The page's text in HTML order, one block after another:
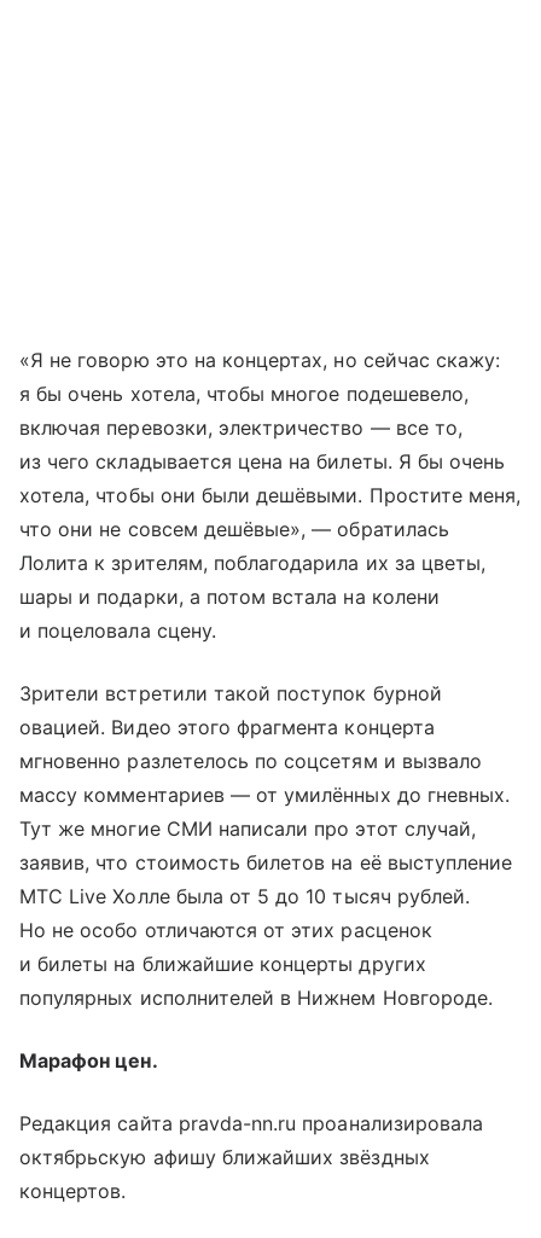
«Я не говорю это на концертах, но сейчас скажу:
я бы очень хотела, чтобы многое подешевело,
включая перевозки, электричество — все то,
из чего складывается цена на билеты. Я бы очень
хотела, чтобы они были дешёвыми. Простите меня,
что они не совсем дешёвые», — обратилась
Лолита к зрителям, поблагодарила их за цветы,
шары и подарки, а потом встала на колени
и поцеловала сцену.
Зрители встретили такой поступок бурной
овацией. Видео этого фрагмента концерта
мгновенно разлетелось по соцсетям и вызвало
массу комментариев — от умилённых до гневных.
Тут же многие СМИ написали про этот случай,
заявив, что стоимость билетов на её выступление
МТС Live Холле была от 5 до 10 тысяч рублей.
Но не особо отличаются от этих расценок
и билеты на ближайшие концерты других
популярных исполнителей в Нижнем Новгороде.
Марафон цен.
Редакция сайта pravda-nn.ru проанализировала
октябрьскую афишу ближайших звёздных
концертов.